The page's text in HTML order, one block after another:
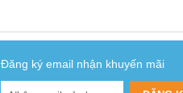
Đăng ký email nhận khuyến mãi